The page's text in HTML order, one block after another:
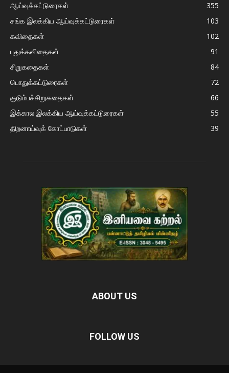
ஆய்வுக்கட்டுரைகள்
355
சங்க இலக்கிய ஆய்வுக்கட்டுரைகள்
103
கவிதைகள்
102
புதுக்கவிதைகள்
91
சிறுகதைகள்
84
பொதுக்கட்டுரைகள்
72
குடும்பச்சிறுகதைகள்
66
இக்கால இலக்கிய ஆய்வுக்கட்டுரைகள்
55
திறனாய்வுக் கோட்பாடுகள்
39
ABOUT US
FOLLOW US